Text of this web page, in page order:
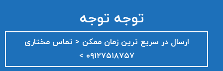
توجه توجه
ارسال در سریع ترین زمان ممکن ‌< تماس مختاری
۰۹۱۲۷۵۱۸۷۵۷ >